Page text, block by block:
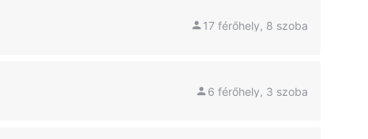
17 férőhely, 8 szoba
6 férőhely, 3 szoba